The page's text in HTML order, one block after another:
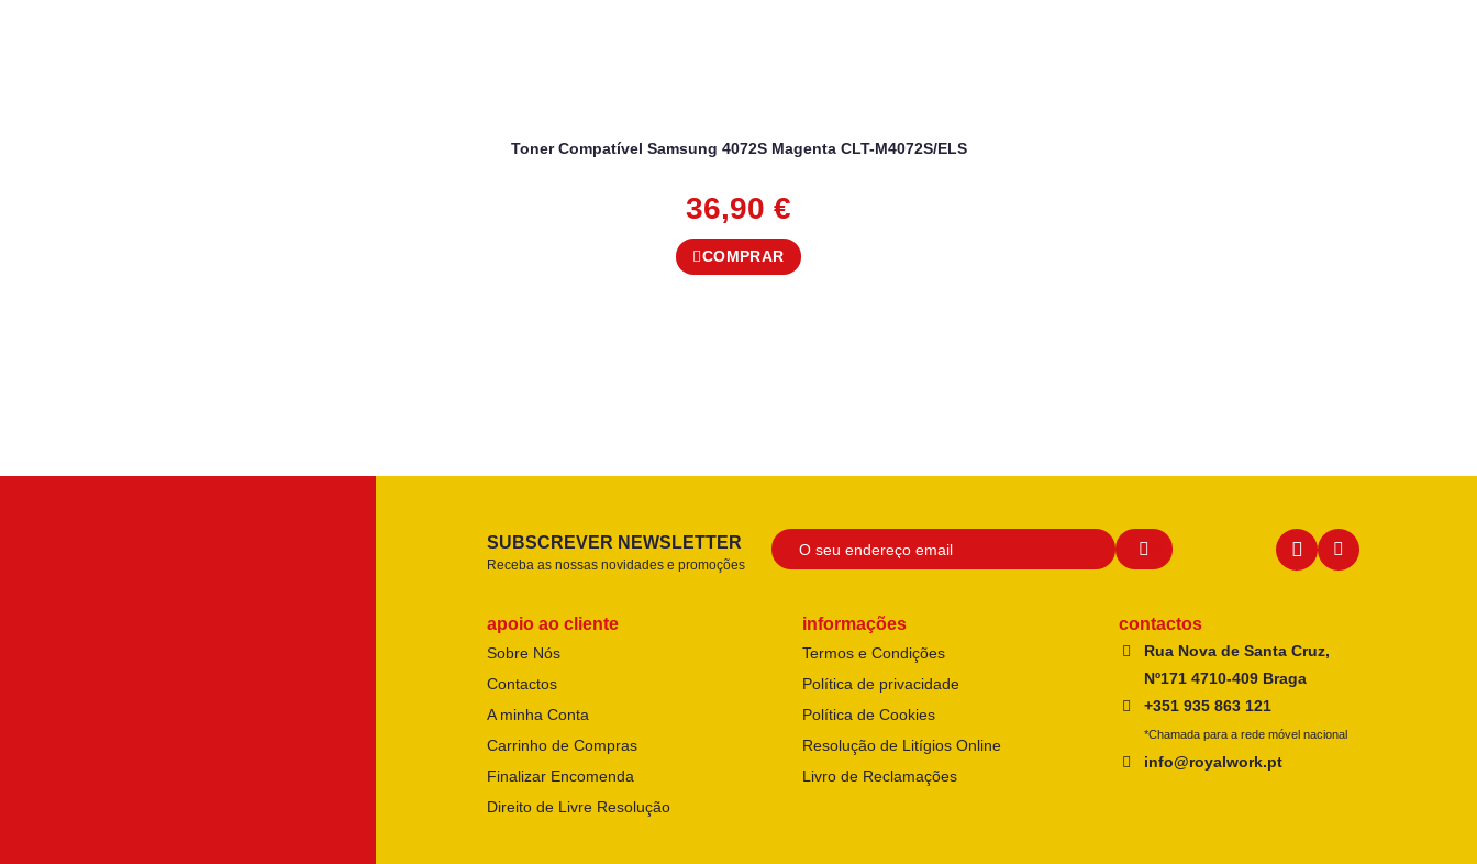
Toner Compatível Samsung 4072S Magenta CLT-M4072S/ELS
36,90 €
COMPRAR
SUBSCREVER NEWSLETTER
Receba as nossas novidades e promoções
apoio ao cliente
Sobre Nós
Contactos
A minha Conta
Carrinho de Compras
Finalizar Encomenda
Direito de Livre Resolução
informações
Termos e Condições
Política de privacidade
Política de Cookies
Resolução de Litígios Online
Livro de Reclamações
contactos
Rua Nova de Santa Cruz,
Nº171 4710-409 Braga
+351 935 863 121
*Chamada para a rede móvel nacional
info@royalwork.pt